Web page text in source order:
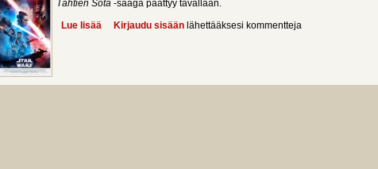
Tähtien Sota -saaga päättyy tavallaan.
Lue lisää about Star Wars: The Rise of Skywalker
Kirjaudu sisään lähettääksesi kommentteja